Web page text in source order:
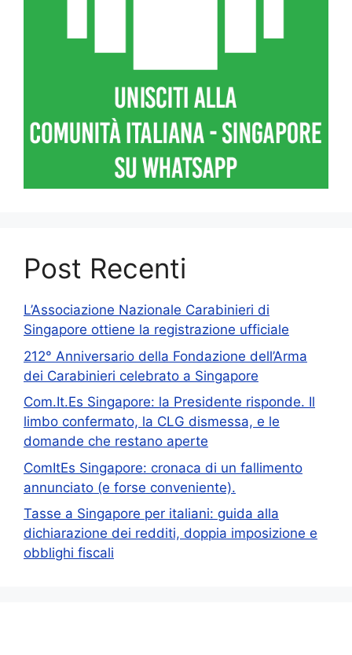
Post Recenti
L’Associazione Nazionale Carabinieri di
Singapore ottiene la registrazione ufficiale
212° Anniversario della Fondazione dell’Arma
dei Carabinieri celebrato a Singapore
Com.It.Es Singapore: la Presidente risponde. Il
limbo confermato, la CLG dismessa, e le
domande che restano aperte
ComItEs Singapore: cronaca di un fallimento
annunciato (e forse conveniente).
Tasse a Singapore per italiani: guida alla
dichiarazione dei redditi, doppia imposizione e
obblighi fiscali